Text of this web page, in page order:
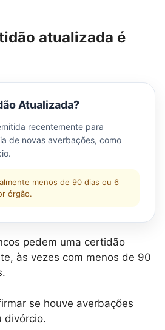
atualizada é
Atualizada?
recentemente para
de novas averbações, como
menos de 90 dias ou 6
órgão.
pedem uma certidão
às vezes com menos de 90
se houve averbações
divórcio.